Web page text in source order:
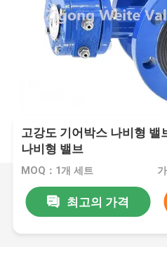
고강도 기어박스 나비형 밸
나비형 밸브
MOQ：1개 세트
최고의 가격